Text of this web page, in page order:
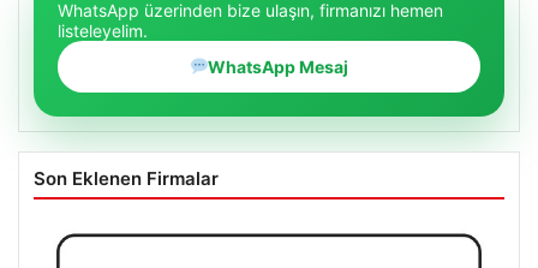
WhatsApp üzerinden bize ulaşın, firmanızı hemen
listeleyelim.
WhatsApp Mesaj
Son Eklenen Firmalar